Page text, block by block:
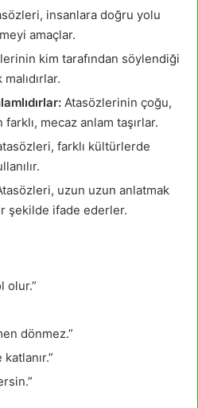
insanlara doğru yolu
amaçlar.
kim tarafından söylendiği
Atasözlerinin çoğu,
mecaz anlam taşırlar.
farklı kültürlerde
uzun uzun anlatmak
şekilde ifade ederler.
olur.”
dönmez.”